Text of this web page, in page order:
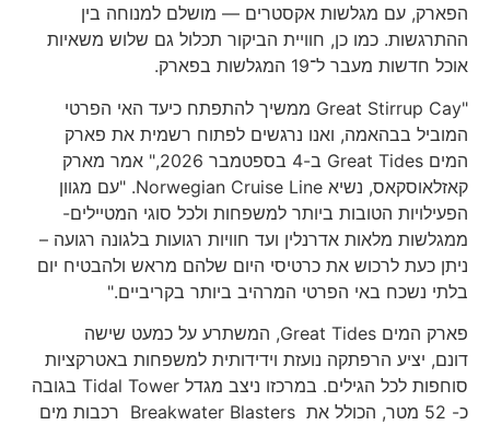
הפארק, עם מגלשות אקסטרים — מושלם למנוחה בין
ההתרגשות. כמו כן, חוויית הביקור תכלול גם שלוש משאיות
אוכל חדשות מעבר ל־19 המגלשות בפארק.
"Great Stirrup Cay ממשיך להתפתח כיעד האי הפרטי
המוביל בבהאמה, ואנו נרגשים לפתוח רשמית את פארק
המים Great Tides ב-4 בספטמבר 2026," אמר מארק
קאזלאוסקאס, נשיא Norwegian Cruise Line. "עם מגוון
הפעילויות הטובות ביותר למשפחות ולכל סוגי המטיילים-
ממגלשות מלאות אדרנלין ועד חוויות רגועות בלגונה רגועה –
ניתן כעת לרכוש את כרטיסי היום שלהם מראש ולהבטיח יום
בלתי נשכח באי הפרטי המרהיב ביותר בקריביים."
פארק המים Great Tides, המשתרע על כמעט שישה
דונם, יציע הרפתקה נועזת וידידותית למשפחות באטרקציות
סוחפות לכל הגילים. במרכזו ניצב מגדל Tidal Tower בגובה
כ- 52 מטר, הכולל את Breakwater Blasters רכבות מים